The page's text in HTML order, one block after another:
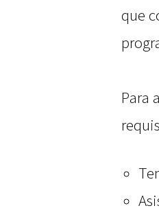
que
Para